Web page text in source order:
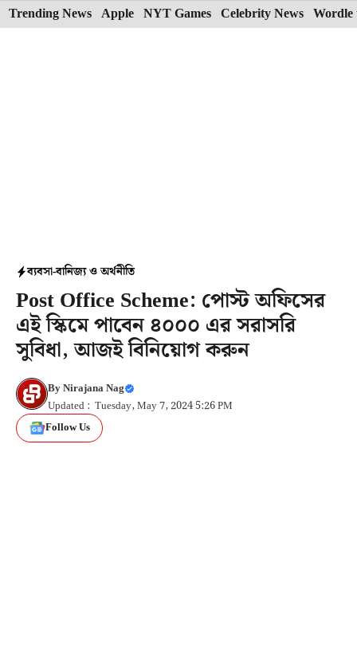
Skip
to
Trending News Apple NYT Games Celebrity News Wordle
ব্যবসা-বানিজ্য ও অর্থনীতি
Post Office Scheme: পোস্ট অফিসের
এই স্কিমে পাবেন ৪০০০ এর সরাসরি
সুবিধা, আজই বিনিয়োগ করুন
ByNirajana Nag
Updated : Tuesday, May 7, 2024 5:26 PM
Follow Us